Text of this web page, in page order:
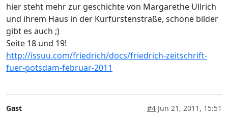
hier steht mehr zur geschichte von Margarethe Ullrich
und ihrem Haus in der Kurfürstenstraße, schöne bilder
gibt es auch ;)
Seite 18 und 19!
http://issuu.com/friedrich/docs/friedrich-zeitschrift-
fuer-potsdam-februar-2011
Gast #4 Jun 21, 2011, 15:51